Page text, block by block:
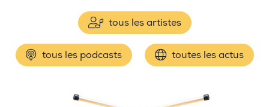
tous les artistes
tous les podcasts toutes les actus